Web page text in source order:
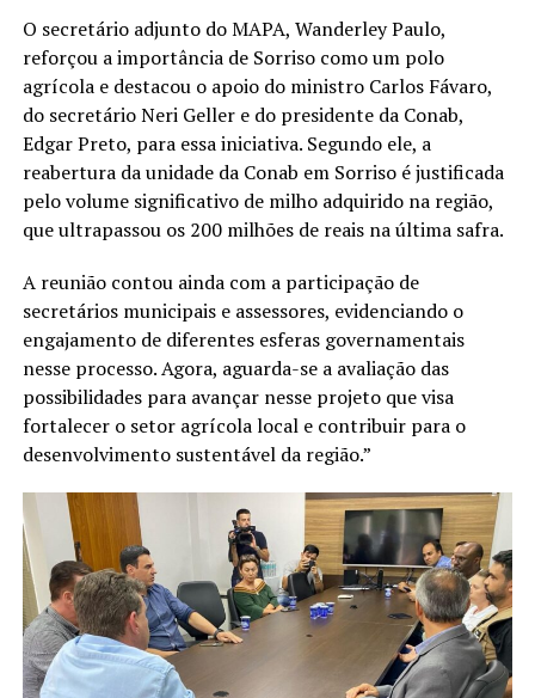
O secretário adjunto do MAPA, Wanderley Paulo,
reforçou a importância de Sorriso como um polo
agrícola e destacou o apoio do ministro Carlos Fávaro,
do secretário Neri Geller e do presidente da Conab,
Edgar Preto, para essa iniciativa. Segundo ele, a
reabertura da unidade da Conab em Sorriso é justificada
pelo volume significativo de milho adquirido na região,
que ultrapassou os 200 milhões de reais na última safra.
A reunião contou ainda com a participação de
secretários municipais e assessores, evidenciando o
engajamento de diferentes esferas governamentais
nesse processo. Agora, aguarda-se a avaliação das
possibilidades para avançar nesse projeto que visa
fortalecer o setor agrícola local e contribuir para o
desenvolvimento sustentável da região.”